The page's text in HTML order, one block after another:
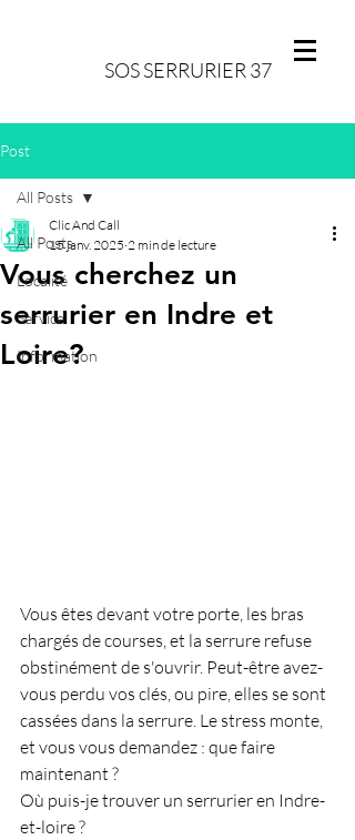
SOS SERRURIER 37
Post
All Posts
Localité
Service
Information
All Posts
Vous cherchez un
serrurier en Indre et
Loire?
Clic And Call
15 janv. 2025 2 min de lecture
Vous êtes devant votre porte, les bras
chargés de courses, et la serrure refuse
obstinément de s'ouvrir. Peut-être avez-
vous perdu vos clés, ou pire, elles se sont
cassées dans la serrure. Le stress monte,
et vous vous demandez : que faire
maintenant ?
Où puis-je trouver un serrurier en Indre-
et-loire ?